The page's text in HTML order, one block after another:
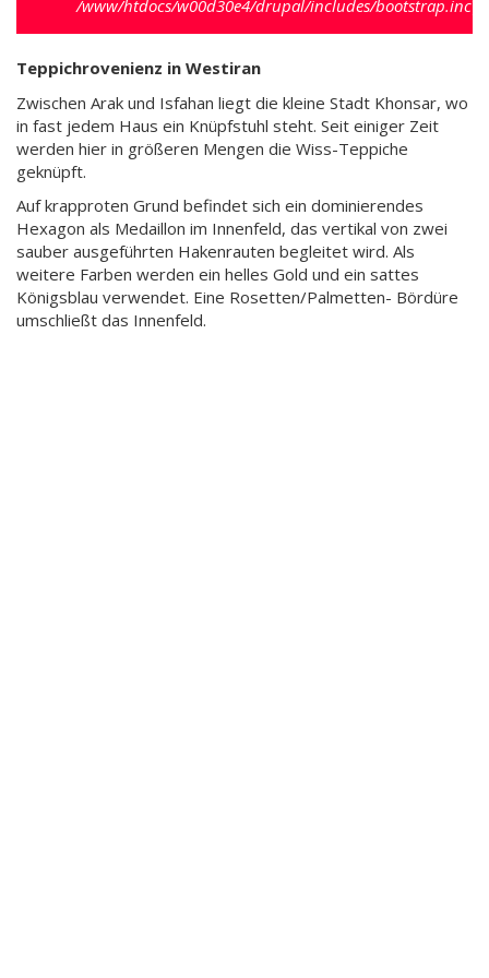
/www/htdocs/w00d30e4/drupal/includes/bootstrap.inc).
Teppichrovenienz in Westiran
Zwischen Arak und Isfahan liegt die kleine Stadt Khonsar, wo
in fast jedem Haus ein Knüpfstuhl steht. Seit einiger Zeit
werden hier in größeren Mengen die Wiss-Teppiche
geknüpft.
Auf krapproten Grund befindet sich ein dominierendes
Hexagon als Medaillon im Innenfeld, das vertikal von zwei
sauber ausgeführten Hakenrauten begleitet wird. Als
weitere Farben werden ein helles Gold und ein sattes
Königsblau verwendet. Eine Rosetten/Palmetten- Bördüre
umschließt das Innenfeld.